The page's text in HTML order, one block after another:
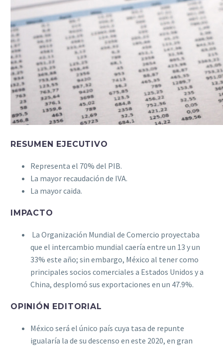
RESUMEN EJECUTIVO
Representa el 70% del PIB.
La mayor recaudación de IVA.
La mayor caida.
IMPACTO
La Organización Mundial de Comercio proyectaba
que el intercambio mundial caería entre un 13 y un
33% este año; sin embargo, México al tener como
principales socios comerciales a Estados Unidos y a
China, desplomó sus exportaciones en un 47.9%.
OPINIÓN EDITORIAL
México será el único país cuya tasa de repunte
igualaría la de su descenso en este 2020, en gran